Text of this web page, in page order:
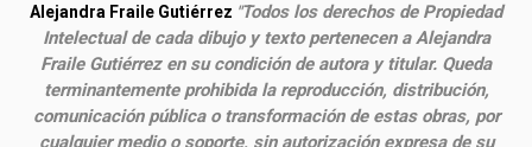
Alejandra Fraile Gutiérrez "Todos los derechos de Propiedad
Intelectual de cada dibujo y texto pertenecen a Alejandra
Fraile Gutiérrez en su condición de autora y titular. Queda
terminantemente prohibida la reproducción, distribución,
comunicación pública o transformación de estas obras, por
cualquier medio o soporte, sin autorización expresa de su